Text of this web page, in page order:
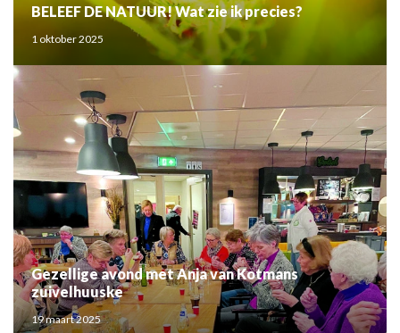
BELEEF DE NATUUR! Wat zie ik precies?
1 oktober 2025
Gezellige avond met Anja van Kotmans
zuivelhuuske
19 maart 2025